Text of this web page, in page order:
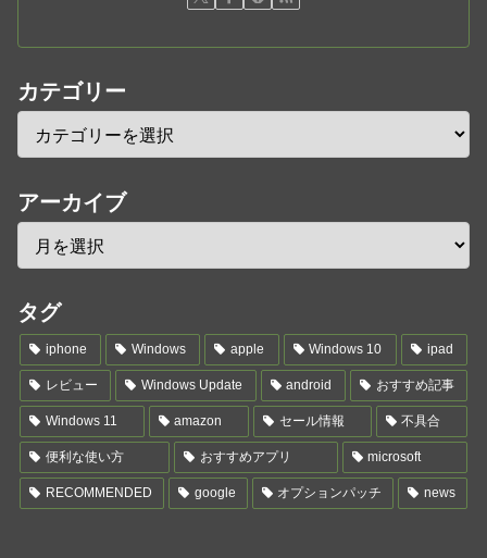
カテゴリー
アーカイブ
タグ
iphone Windows apple Windows 10 ipad
レビュー Windows Update android おすすめ記事
Windows 11 amazon セール情報 不具合
便利な使い方 おすすめアプリ microsoft
RECOMMENDED google オプションパッチ news